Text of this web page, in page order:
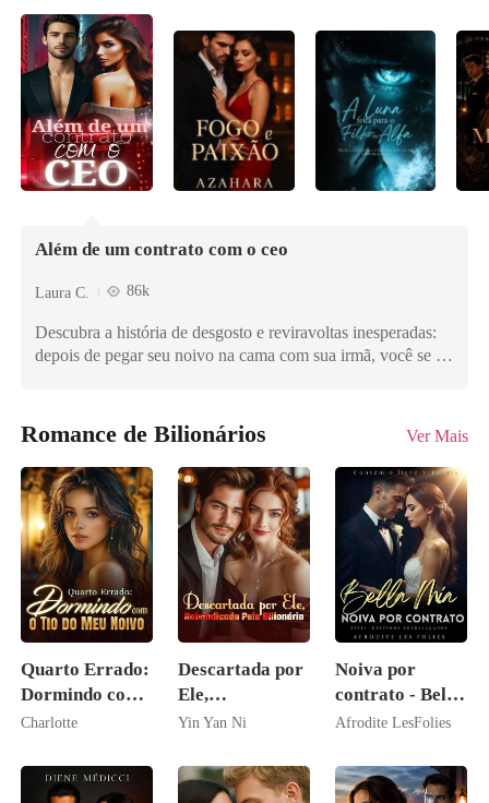
Além de um contrato com o ceo
Laura C. 86k
Descubra a história de desgosto e reviravoltas inesperadas:
depois de pegar seu noivo na cama com sua irmã, você se vê
deixando você em dívida com ele. Mas como ele vai coletar?
Talvez oferecendo-lhe um emprego como seu assistente - ou
propondo algo muito mais ousado, como comprar sua
inocência. A escolha é sua. Mergulhe em um conto repleto
de paixão, romance, encontros picantes e drama de alto
risco, onde cada decisão acende uma nova faísca.
Romance de Bilionários Ver Mais
Quarto Errado:
Dormindo com
o Tio do Meu
Charlotte
Descartada por
Ele,
Reivindicada
Yin Yan Ni
Noiva por
contrato - Bella
Mia
Afrodite LesFolies